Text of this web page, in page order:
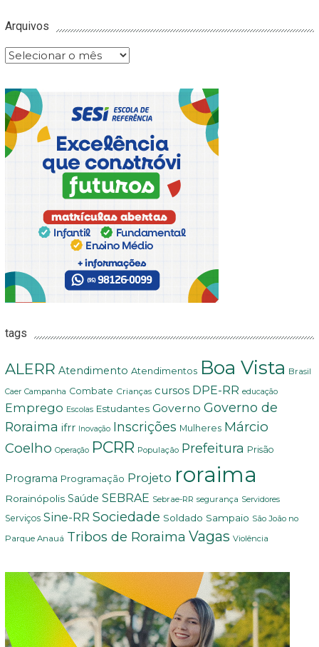
Arquivos
Arquivos
tags
ALERR Atendimento Atendimentos Boa Vista Brasil
Caer Campanha Combate Crianças cursos DPE-RR educação
Emprego Escolas Estudantes Governo Governo de
Roraima ifrr Inovação Inscrições Mulheres Márcio
Coelho Operação PCRR População Prefeitura Prisão
Programa Programação Projeto roraima
Rorainópolis Saúde SEBRAE Sebrae-RR segurança Servidores
Serviços Sine-RR Sociedade Soldado Sampaio São João no
Parque Anauá Tribos de Roraima Vagas Violência